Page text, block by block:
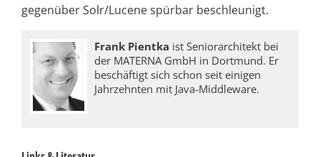
gegenüber Solr/Lucene spürbar beschleunigt.
Frank Pientka ist Seniorarchitekt bei
der MATERNA GmbH in Dortmund. Er
beschäftigt sich schon seit einigen
Jahrzehnten mit Java-Middleware.